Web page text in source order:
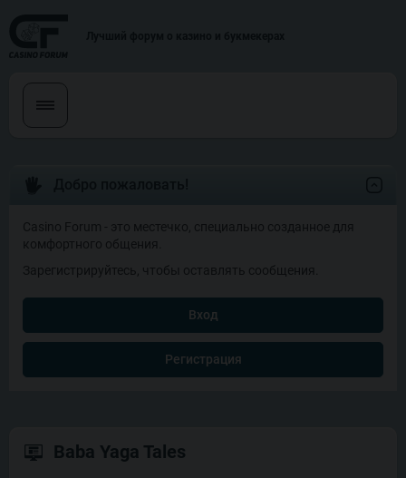
Baba Yaga Tales
Casino Forum - это местечко, специально созданное для
комфортного общения.
Зарегистрируйтесь, чтобы оставлять сообщения.
Вход
Регистрация